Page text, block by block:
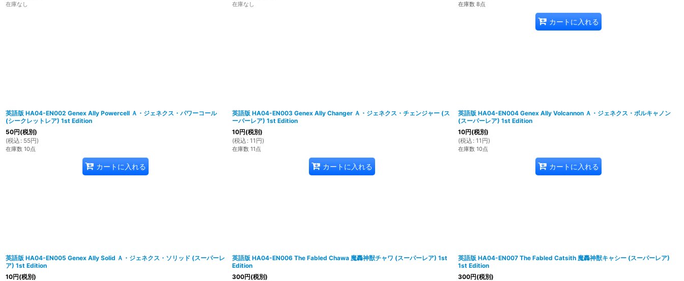
在庫なし 在庫なし 在庫数 8点
カートに入れる
英語版 HA04-EN002 Genex Ally Powercell Ａ・ジェネクス・パワーコール
(シークレットレア) 1st Edition
50円(税別)
(税込 : 55円)
在庫数 10点
カートに入れる
英語版 HA04-EN003 Genex Ally Changer Ａ・ジェネクス・チェンジャー (ス
ーパーレア) 1st Edition
10円(税別)
(税込 : 11 円)
在庫数 11点
カートに入れる
英語版 HA04-EN004 Genex Ally Volcannon Ａ・ジェネクス・ボルキャノン
(スーパーレア) 1st Edition
10円(税別)
(税込 : 11 円)
在庫数 10点
カートに入れる
英語版 HA04-EN005 Genex Ally Solid Ａ・ジェネクス・ソリッド (スーパーレ
ア) 1st Edition
10円(税別)
英語版 HA04-EN006 The Fabled Chawa 魔轟神獣チャワ (スーパーレア) 1st
Edition
300円(税別)
英語版 HA04-EN007 The Fabled Catsith 魔轟神獣キャシー (スーパーレア)
1st Edition
300円(税別)